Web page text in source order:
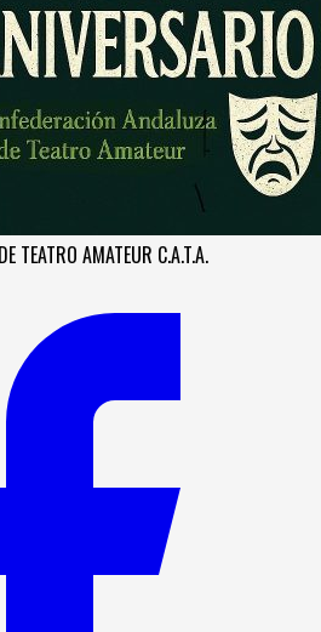
TEATRO AMATEUR C.A.T.A.